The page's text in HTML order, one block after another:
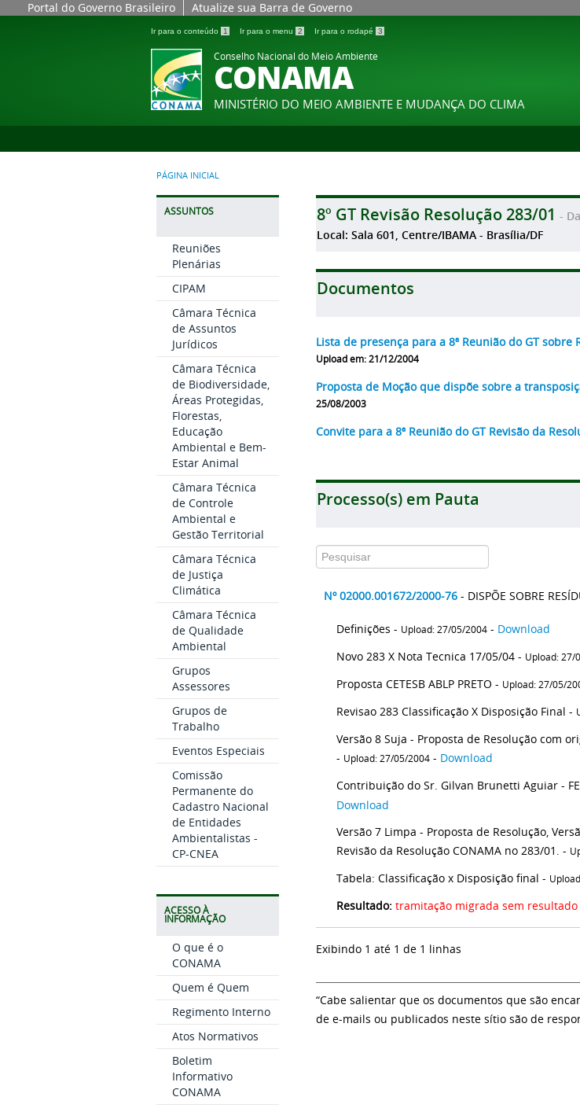
Portal do Governo Brasileiro Atualize sua Barra de Governo
Ir para o conteúdo 1 Ir para o menu 2 Ir para o rodapé 3
Conselho Nacional do Meio Ambiente
CONAMA
MINISTÉRIO DO MEIO AMBIENTE E MUDANÇA DO CLIMA
PÁGINA INICIAL
ASSUNTOS
Reuniões
Plenárias
CIPAM
Câmara Técnica
de Assuntos
Jurídicos
Câmara Técnica
de Biodiversidade,
Áreas Protegidas,
Florestas,
Educação
Ambiental e Bem-
Estar Animal
Câmara Técnica
de Controle
Ambiental e
Gestão Territorial
Câmara Técnica
de Justiça
Climática
Câmara Técnica
de Qualidade
Ambiental
Grupos
Assessores
Grupos de
Trabalho
Eventos Especiais
Comissão
Permanente do
Cadastro Nacional
de Entidades
Ambientalistas -
CP-CNEA
ACESSO À
INFORMAÇÃO
O que é o
CONAMA
Quem é Quem
Regimento Interno
Atos Normativos
Boletim
Informativo
CONAMA
8º GT Revisão Resolução 283/01 -
Local: Sala 601, Centre/IBAMA - Brasília/DF
Documentos
Lista de presença para a 8ª Reunião do GT
Upload em: 21/12/2004
Proposta de Moção que dispõe sobre a
25/08/2003
Convite para a 8ª Reunião do GT Revisão da
Processo(s) em Pauta
Nº 02000.001672/2000-76 - DISPÕE SOBRE
Definições - Upload: 27/05/2004 - Download
Novo 283 X Nota Tecnica 17/05/04 - Upload: 27/
Proposta CETESB ABLP PRETO - Upload: 27/05/
Revisao 283 Classificação X Disposição Final -
Versão 8 Suja - Proposta de Resolução com
- Upload: 27/05/2004 - Download
Contribuição do Sr. Gilvan Brunetti Aguiar -
Download
Versão 7 Limpa - Proposta de Resolução,
Revisão da Resolução CONAMA no 283/01. -
Tabela: Classificação x Disposição final -
Resultado: tramitação migrada sem resultado
Exibindo 1 até 1 de 1 linhas
“Cabe salientar que os documentos que são
de e-mails ou publicados neste sítio são de